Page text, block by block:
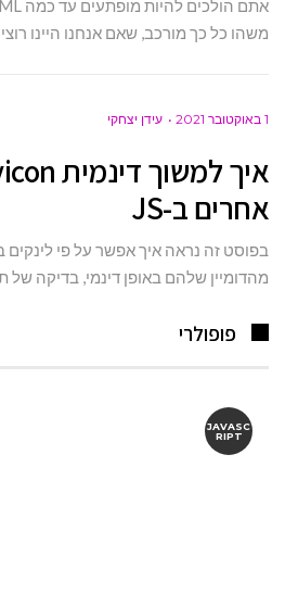
משהו כל כך מורכב, שאם אנחנו היינו
1 באוקטובר 2021 עידן יצחקי
אחרים ב-JS
מהדומיין שלהם באופן דינמי, בדיקה של
פופולרי
JAVASC
RIPT